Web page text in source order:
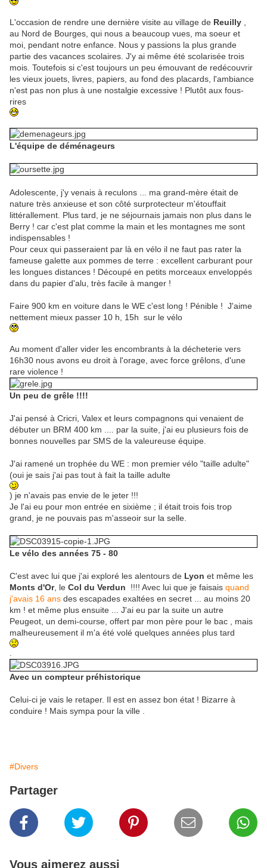
L'occasion de rendre une dernière visite au village de Reuilly
au Nord de Bourges, qui nous a beaucoup vues, ma soeur et
moi, pendant notre enfance. Nous y passions la plus grande
partie des vacances scolaires. J'y ai même été scolarisée trois
mois. Toutefois si c'est toujours un peu émouvant de redécouvrir
les vieux jouets, livres, papiers, au fond des placards, l'ambiance
n'est pas non plus à une nostalgie excessive ! Plutôt aux fous-
rires
L'équipe de déménageurs
Adolescente, j'y venais à reculons ... ma grand-mère était de
nature très anxieuse et son côté surprotecteur m'étouffait
littérallement. Plus tard, je ne séjournais jamais non plus dans le
Berry ! car c'est plat comme la main et les montagnes me sont
indispensables !
Pour ceux qui passeraient par là en vélo il ne faut pas rater la
fameuse galette aux pommes de terre : excellent carburant pour
les longues distances ! Découpé en petits morceaux enveloppés
dans du papier d'alu, très facile à manger !
Faire 900 km en voiture dans le WE c'est long ! Pénible ! J'aime
nettement mieux passer 10 h, 15h sur le vélo
Au moment d'aller vider les encombrants à la décheterie vers
16h30 nous avons eu droit à l'orage, avec force grêlons, d'une
rare violence !
Un peu de grêle !!!!
J'ai pensé à Cricri, Valex et leurs compagnons qui venaient de
débuter un BRM 400 km .... par la suite, j'ai eu plusieurs fois de
bonnes nouvelles par SMS de la valeureuse équipe.
J'ai ramené un trophée du WE : mon premier vélo "taille adulte"
(oui je sais j'ai pas tout à fait la taille adulte
) je n'avais pas envie de le jeter !!!
Je l'ai eu pour mon entrée en sixième ; il était trois fois trop
grand, je ne pouvais pas m'asseoir sur la selle.
Le vélo des années 75 - 80
C'est avec lui que j'ai exploré les alentours de Lyon et même les
Monts d'Or, le Col du Verdun !!!! Avec lui que je faisais quand
j'avais 16 ans des escapades exaltées en secret ... au moins 20
km ! et même plus ensuite ... J'ai eu par la suite un autre
Peugeot, un demi-course, offert par mon père pour le bac , mais
malheureusement il m'a été volé quelques années plus tard
Avec un compteur préhistorique
Celui-ci je vais le retaper. Il est en assez bon état ! Bizarre à
conduire ! Mais sympa pour la ville .
#Divers
Partager
Vous aimerez aussi